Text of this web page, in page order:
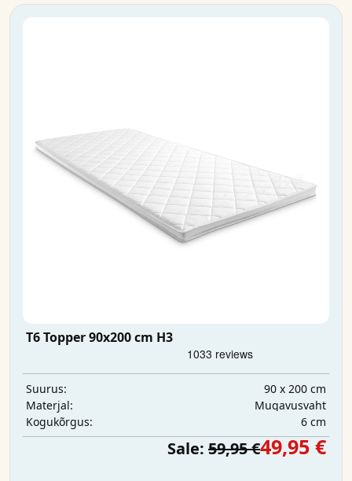
T6 Topper 90x200 cm H3
Suurus:
90 x 200 cm
Materjal:
Mugavusvaht
Kogukõrgus:
6 cm
Sale: 59,95 €49,95 €